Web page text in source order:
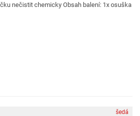
nečistit chemicky Obsah balení: 1x osuška
šedá